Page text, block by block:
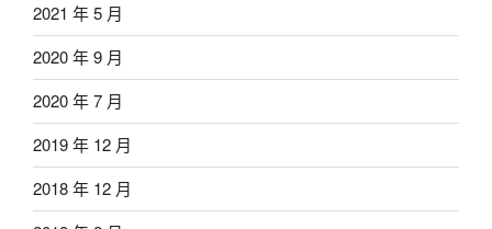
2021 年 5 月
2020 年 9 月
2020 年 7 月
2019 年 12 月
2018 年 12 月